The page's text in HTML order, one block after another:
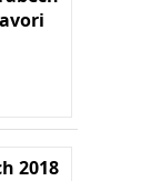
2018